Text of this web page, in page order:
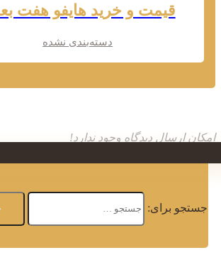
قیمت و خرید هایفو هفت
دسته‌بندی نشده
امکان ارسال دیدگاه وجود ندارد!
جستجو برای: